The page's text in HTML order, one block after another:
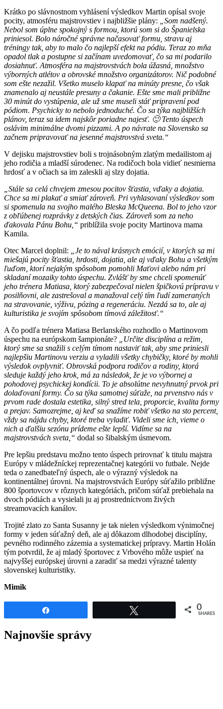
Krátko po slávnostnom vyhlásení výsledkov Martin opísal svoje
pocity, atmosféru majstrovstiev i najbližšie plány:
„Som nadšený.
Nebol som úplne spokojný s formou, ktorú som si do Španielska
priniesol. Bolo náročné správne načasovať formu, stravu aj
tréningy tak, aby to malo čo najlepší efekt na pódiu. Teraz zo mňa
opadol tlak a postupne si začínam uvedomovať, čo sa mi podarilo
dosiahnuť. Atmosféra na majstrovstvách bola úžasná, množstvo
výborných atlétov a obrovské množstvo organizátorov. Nič podobné
som ešte nezažil. Všetko muselo klapať na minúty presne, čo však
znamenalo aj neustále presuny a čakanie. Ešte sme mali približne
30 minút do vystúpenia, ale už sme museli stáť pripravení pod
pódiom. Psychicky to nebolo jednoduché. Čo sa týka najbližších
plánov, teraz sa idem najskôr poriadne najesť. 🙂 Tento úspech
oslávim minimálne dvomi pizzami. A po návrate na Slovensko sa
začnem pripravovať na jesenné majstrovstvá sveta.“
V dejisku majstrovstiev boli s trojnásobným zlatým medailistom aj
jeho rodičia a mladší súrodenec. Na rodičoch bola vidieť nesmierna
hrdosť a v očiach sa im zaleskli aj slzy dojatia.
„Stále sa celá chvejem zmesou pocitov šťastia, vďaky a dojatia.
Chce sa mi plakať a smiať zároveň. Pri vyhlasovaní výsledkov som
si spomenula na svojho malého Bleska McQueena. Bol to jeho vzor
z obľúbenej rozprávky z detských čias. Zároveň som za neho
ďakovala Pánu Bohu,“ priblížila svoje pocity Martinova mama
Kamila.
Otec Marcel doplnil:
„Je to nával krásnych emócií, v ktorých sa mi
miešajú pocity šťastia, hrdosti, dojatia, ale aj vďaky Bohu a všetkým
ľuďom, ktorí nejakým spôsobom pomohli Maťovi alebo nám pri
skladaní mozaiky tohto úspechu. Zvlášť by sme chceli spomenúť
jeho trénera Matiasa, ktorý zabezpečoval nielen špičkovú prípravu v
posilňovni, ale zastrešoval a manažoval celý tím ľudí zameraných
na stravovanie, výživu, pózing a regeneráciu. Nezdá sa to, ale aj
kulturistika je svojím spôsobom tímová záležitosť.“
A čo podľa trénera Matiasa Berlanského rozhodlo o Martinovom
úspechu na európskom šampionáte?
„Určite disciplína a režim,
ktorý sme sa snažili s celým tímom nastaviť tak, aby sme priniesli
najlepšiu Martinovu verziu a vyladili všetky chybičky, ktoré by mohli
výsledok ovplyvniť. Obrovská podpora rodičov a rodiny, ktorá
sleduje každý jeho krok, má za následok, že je vo výbornej a
pohodovej psychickej kondícii. To je absolútne nevyhnutný prvok pri
dolaďovaní formy. Čo sa týka samotnej súťaže, na prvenstvo nás v
prvom rade dostala estetika, silný stred tela, proporcie, kvalita formy
a prejav. Samozrejme, aj keď sa snažíme robiť všetko na sto percent,
vždy sa nájdu chyby, ktoré treba vyladiť. Videli sme ich, vieme o
nich a ďalšiu sezónu prídeme ešte lepší. Vidíme sa na
majstrovstvách sveta,“ dodal so šibalským úsmevom.
Pre lepšiu predstavu možno tento úspech prirovnať k titulu majstra
Európy v mládežníckej reprezentačnej kategórii vo futbale. Nejde
teda o zanedbateľný úspech, ale o výrazný výsledok na
kontinentálnej úrovni. Na majstrovstvách Európy súťažilo približne
800 športovcov v rôznych kategóriách, pričom súťaž prebiehala na
dvoch pódiách a vysielali ju aj prostredníctvom živých
streamovacích kanálov.
Trojité zlato zo Santa Susanny je tak nielen výsledkom výnimočnej
formy v jeden súťažný deň, ale aj dôkazom dlhodobej disciplíny,
pevného rodinného zázemia a systematickej prípravy. Martin Holán
tým potvrdil, že aj mladý športovec z Vrbového môže uspieť na
najvyššej európskej úrovni a zaradiť sa medzi výrazné talenty
slovenskej kulturistiky.
Mimik
0
SHARES
Najnovšie správy